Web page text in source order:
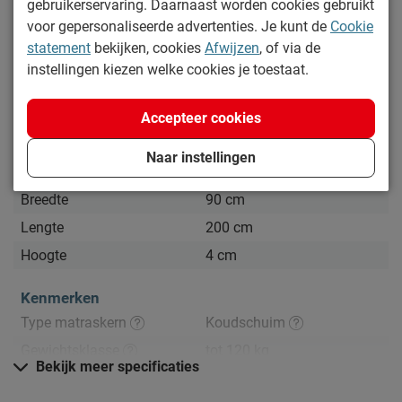
Specificaties
Productinformatie
Artikelnummer
1222921
Merk
Beddenreus Comfort
Afmetingen
Maatvoering
Breedte
90 cm
Lengte
200 cm
Hoogte
4 cm
Kenmerken
Type matraskern
Koudschuim
Tijk afritsbaar
Bekijk meer specificaties
gebruikerservaring. Daarnaast worden cookies gebruikt
voor gepersonaliseerde advertenties. Je kunt de Cookie
statement bekijken, cookies Afwijzen, of via de
instellingen kiezen welke cookies je toestaat.
Naar instellingen
Accepteer cookies